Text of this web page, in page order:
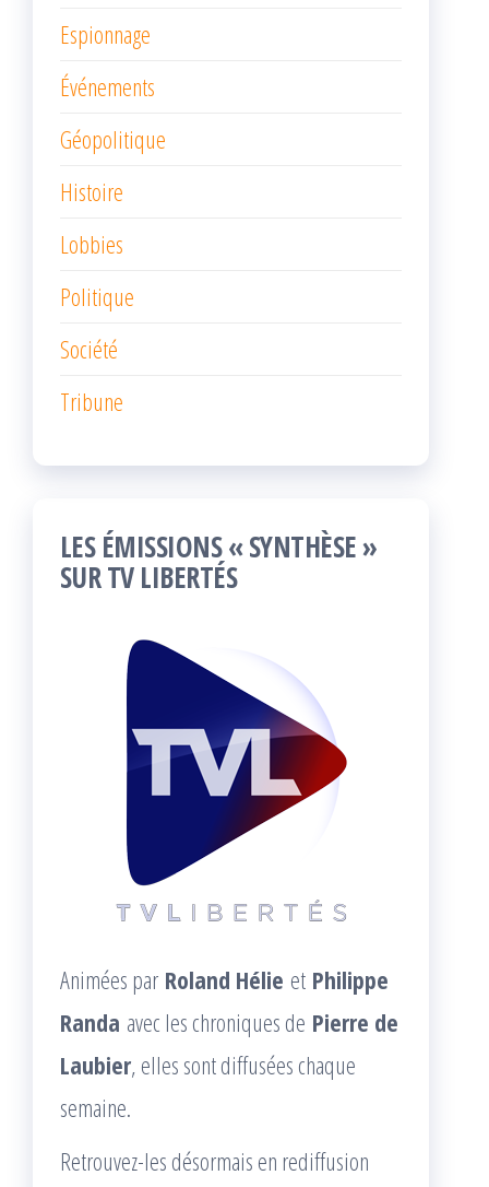
Espionnage
Événements
Géopolitique
Histoire
Lobbies
Politique
Société
Tribune
LES ÉMISSIONS « SYNTHÈSE »
SUR TV LIBERTÉS
Animées par Roland Hélie et Philippe
Randa avec les chroniques de Pierre de
Laubier, elles sont diffusées chaque
semaine.
Retrouvez-les désormais en rediffusion